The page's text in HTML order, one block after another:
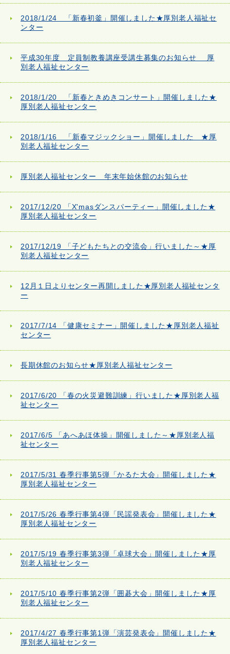
2018/1/24 「新春初釜」開催しました★厚別老人福祉セ
ンター
平成30年度 定員制教養講座受講生募集のお知らせ 厚
別老人福祉センター
2018/1/20 「新春ときめきコンサート」開催しました★
厚別老人福祉センター
2018/1/16 「新春マジックショー」開催しました ★厚
別老人福祉センター
厚別老人福祉センター 年末年始休館のお知らせ
2017/12/20 「X'masダンスパーティー」開催しました★
厚別老人福祉センター
2017/12/19 「子どもたちとの交流会」行いました～★厚
別老人福祉センター
12月１日よりセンター再開しました★厚別老人福祉センタ
ー
2017/7/14 「健康セミナー」開催しました★厚別老人福祉
センター
長期休館のお知らせ★厚別老人福祉センター
2017/6/20 「春の火災避難訓練」行いました★厚別老人福
祉センター
2017/6/5 「あへあほ体操」開催しました～★厚別老人福
祉センター
2017/5/31 春季行事第5弾「かるた大会」開催しました★
厚別老人福祉センター
2017/5/26 春季行事第4弾「民謡発表会」開催しました★
厚別老人福祉センター
2017/5/19 春季行事第3弾「卓球大会」開催しました★厚
別老人福祉センター
2017/5/10 春季行事第2弾「囲碁大会」開催しました★厚
別老人福祉センター
2017/4/27 春季行事第1弾「演芸発表会」開催しました★
厚別老人福祉センター